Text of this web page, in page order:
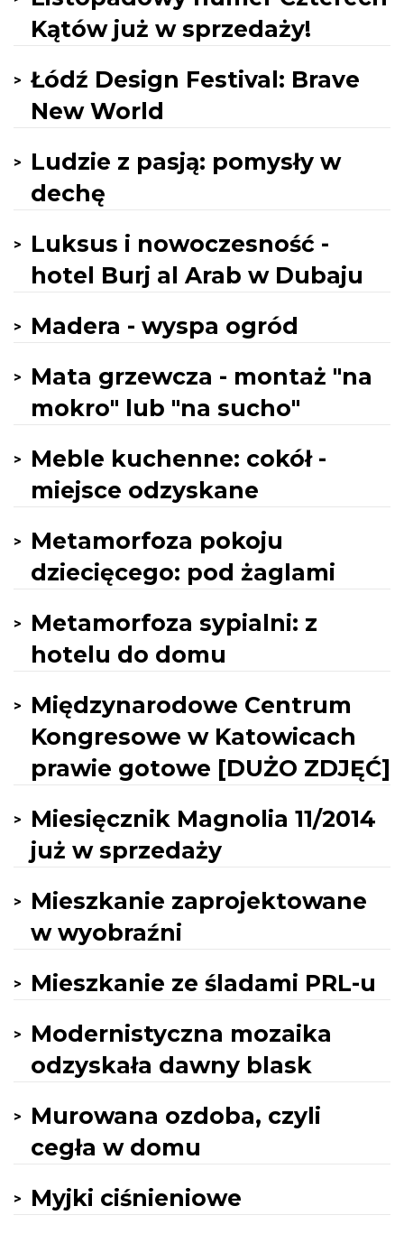
Kątów już w sprzedaży!
Łódź Design Festival: Brave
New World
Ludzie z pasją: pomysły w
dechę
Luksus i nowoczesność -
hotel Burj al Arab w Dubaju
Madera - wyspa ogród
Mata grzewcza - montaż "na
mokro" lub "na sucho"
Meble kuchenne: cokół -
miejsce odzyskane
Metamorfoza pokoju
dziecięcego: pod żaglami
Metamorfoza sypialni: z
hotelu do domu
Międzynarodowe Centrum
Kongresowe w Katowicach
prawie gotowe [DUŻO ZDJĘĆ]
Miesięcznik Magnolia 11/2014
już w sprzedaży
Mieszkanie zaprojektowane
w wyobraźni
Mieszkanie ze śladami PRL-u
Modernistyczna mozaika
odzyskała dawny blask
Murowana ozdoba, czyli
cegła w domu
Myjki ciśnieniowe